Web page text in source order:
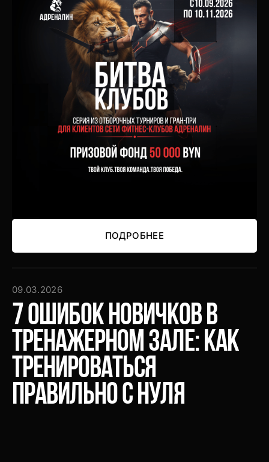
ПОДРОБНЕЕ
09.03.2026
7 ошибок новичков в
тренажерном зале: как
тренироваться
правильно с нуля